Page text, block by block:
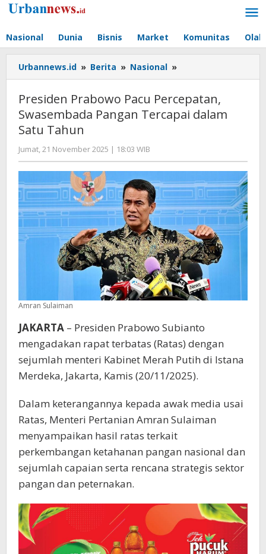
Lewati
Nasional Dunia Bisnis Market Komunitas
Urbannews.id » Berita » Nasional »
Prabowo
Percepatan,
Swasembada
Satu
Tahun
Presiden Prabowo Pacu Percepatan,
Swasembada Pangan Tercapai dalam
Satu Tahun
Jumat, 21 November 2025 | 18:03 WIB
Editor
Amran Sulaiman
JAKARTA – Presiden Prabowo Subianto
mengadakan rapat terbatas (Ratas) dengan
sejumlah menteri Kabinet Merah Putih di Istana
Merdeka, Jakarta, Kamis (20/11/2025).
Dalam keterangannya kepada awak media usai
Ratas, Menteri Pertanian Amran Sulaiman
menyampaikan hasil ratas terkait
perkembangan ketahanan pangan nasional dan
sejumlah capaian serta rencana strategis sektor
pangan dan peternakan.